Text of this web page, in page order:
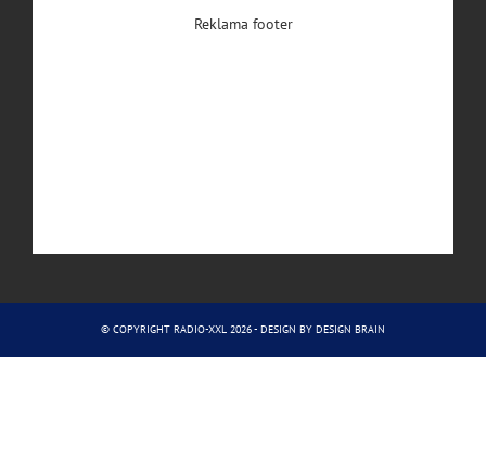
Reklama footer
© COPYRIGHT RADIO-XXL 2026 - DESIGN BY DESIGN BRAIN